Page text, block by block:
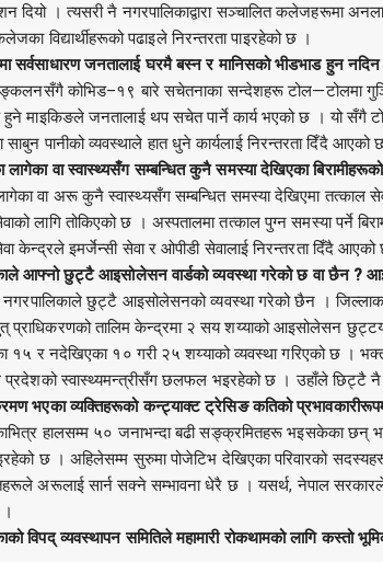
दियो । त्यसरी नै नगरपालिकाद्वारा सञ्चालित कलेजहरूमा
विद्यार्थीहरूको पढाइले निरन्तरता पाइरहेको छ ।
सर्वसाधारण जनतालाई घरमै बस्न र मानिसको भीडभाड हुन
कोभिड–१९ बारे सचेतनाका सन्देशहरू टोल—टोलमा
हुने माइकिङले जनतालाई थप सचेत पार्ने कार्य भएको छ । यो सँगै
पानीको व्यवस्थाले हात धुने कार्यलाई निरन्तरता दिँदै आएको
वा स्वास्थ्यसँग सम्बन्धित कुनै समस्या देखिएका
वा अरू कुनै स्वास्थ्यसँग सम्बन्धित समस्या देखिएमा तत्काल
लागि तोकिएको छ । अस्पतालमा तत्काल पुग्न समस्या पर्ने
केन्द्रले इमर्जेन्सी सेवा र ओपीडी सेवालाई निरन्तरता दिँदै
आफ्नो छुट्टै आइसोलेसन वार्डको व्यवस्था गरेको छ वा छैन ?
छुट्टै आइसोलेसनको व्यवस्था गरेको छैन ।
प्राधिकरणको तालिम केन्द्रमा २ सय शय्याको आइसोलेसन
१५ र नदेखिएका १० गरी २५ शय्याको व्यवस्था गरिएको छ ।
प्रदेशको स्वास्थ्यमन्त्रीसँग छलफल भइरहेको छ । उहाँले छिट्टै
भएका व्यक्तिहरूको कन्ट्याक्ट ट्रेसिङ कतिको
हालसम्म ५० जनाभन्दा बढी सङ्क्रमितहरू भइसकेका छन्
छ । अहिलेसम्म सुरुमा पोजेटिभ देखिएका परिवारको
अरूलाई सार्न सक्ने सम्भावना धेरै छ । यसर्थ, नेपाल
विपद् व्यवस्थापन समितिले महामारी रोकथामको लागि कस्तो